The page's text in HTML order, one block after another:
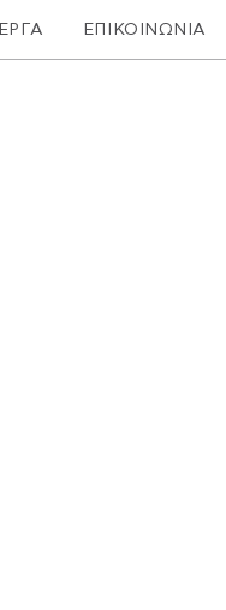
ΕΡΓΑ ΕΠΙΚΟΙΝΩΝΙΑ